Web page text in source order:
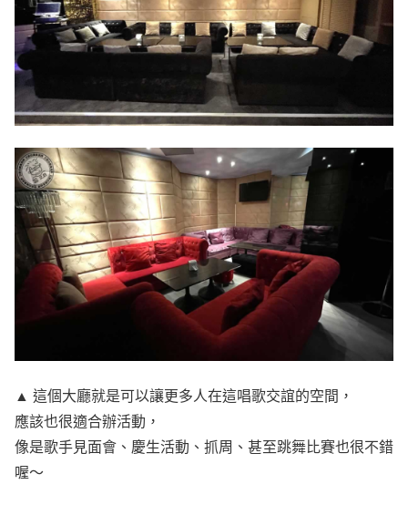
▲ 這個大廳就是可以讓更多人在這唱歌交誼的空間，
應該也很適合辦活動，
像是歌手見面會、慶生活動、抓周、甚至跳舞比賽也很不錯
喔～